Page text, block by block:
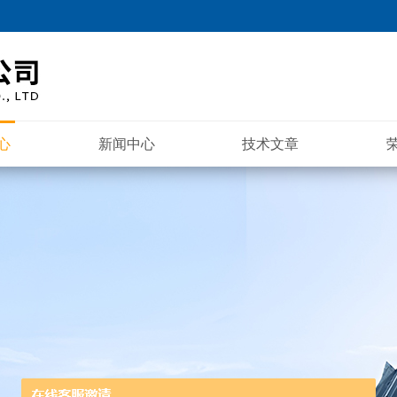
新闻中心 技术文章